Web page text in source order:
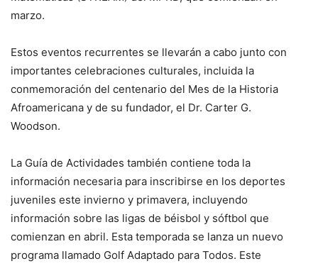
marzo.
Estos eventos recurrentes se llevarán a cabo junto con
importantes celebraciones culturales, incluida la
conmemoración del centenario del Mes de la Historia
Afroamericana y de su fundador, el Dr. Carter G.
Woodson.
La Guía de Actividades también contiene toda la
información necesaria para inscribirse en los deportes
juveniles este invierno y primavera, incluyendo
información sobre las ligas de béisbol y sóftbol que
comienzan en abril. Esta temporada se lanza un nuevo
programa llamado Golf Adaptado para Todos. Este